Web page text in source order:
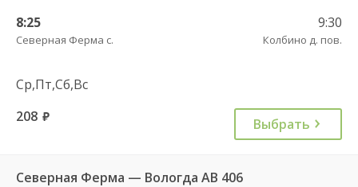
8:25
Северная Ферма с.
9:30
Колбино д. пов.
Ср,Пт,Сб,Вс
208 руб. Выбрать
Северная Ферма — Вологда АВ 406